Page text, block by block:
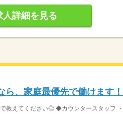
人詳細を見る
、家庭最優先で働けます！
教えてください◎ ◆カウンタースタッフ